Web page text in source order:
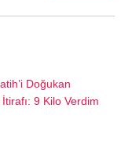
Doğukan
9 Kilo Verdim